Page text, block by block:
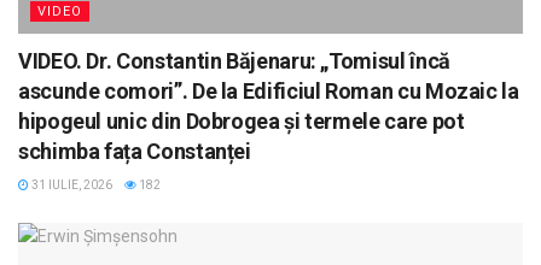
VIDEO
VIDEO. Dr. Constantin Băjenaru: „Tomisul încă
ascunde comori”. De la Edificiul Roman cu Mozaic la
hipogeul unic din Dobrogea și termele care pot
schimba fața Constanței
31 IULIE, 2026 182